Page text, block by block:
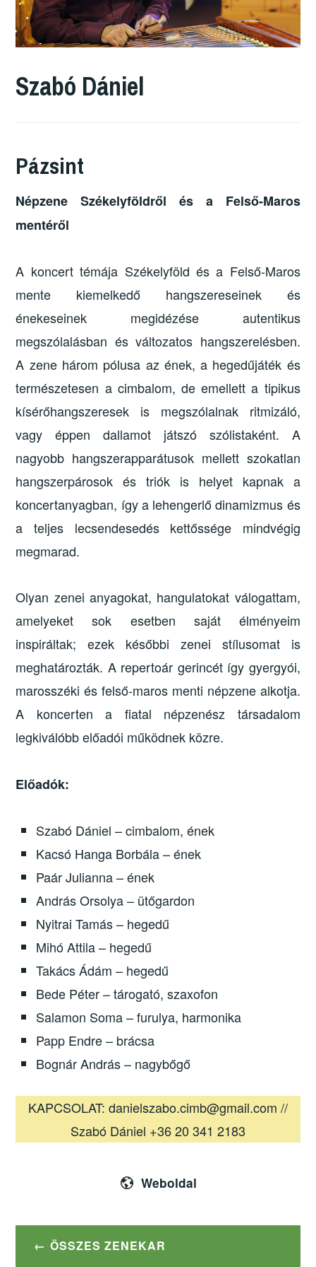
Szabó Dániel
Pázsint
Népzene Székelyföldről és a Felső-Maros
mentéről
A koncert témája Székelyföld és a Felső-Maros
mente kiemelkedő hangszereseinek és
énekeseinek megidézése autentikus
megszólalásban és változatos hangszerelésben.
A zene három pólusa az ének, a hegedűjáték és
természetesen a cimbalom, de emellett a tipikus
kísérőhangszeresek is megszólalnak ritmizáló,
vagy éppen dallamot játszó szólistaként. A
nagyobb hangszerapparátusok mellett szokatlan
hangszerpárosok és triók is helyet kapnak a
koncertanyagban, így a lehengerlő dinamizmus és
a teljes lecsendesedés kettőssége mindvégig
megmarad.
Olyan zenei anyagokat, hangulatokat válogattam,
amelyeket sok esetben saját élményeim
inspiráltak; ezek későbbi zenei stílusomat is
meghatározták. A repertoár gerincét így gyergyói,
marosszéki és felső-maros menti népzene alkotja.
A koncerten a fiatal népzenész társadalom
legkiválóbb előadói működnek közre.
Előadók:
Szabó Dániel – cimbalom, ének
Kacsó Hanga Borbála – ének
Paár Julianna – ének
András Orsolya – ütőgardon
Nyitrai Tamás – hegedű
Mihó Attila – hegedű
Takács Ádám – hegedű
Bede Péter – tárogató, szaxofon
Salamon Soma – furulya, harmonika
Papp Endre – brácsa
Bognár András – nagybőgő
KAPCSOLAT: danielszabo.cimb@gmail.com //
Szabó Dániel +36 20 341 2183
Weboldal
ÖSSZES ZENEKAR